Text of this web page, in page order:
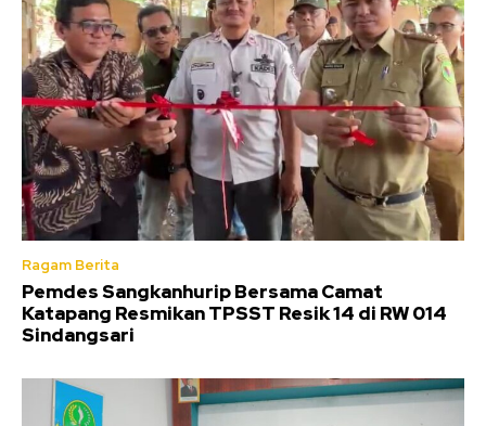
Ragam Berita
Pemdes Sangkanhurip Bersama Camat
Katapang Resmikan TPSST Resik 14 di RW 014
Sindangsari